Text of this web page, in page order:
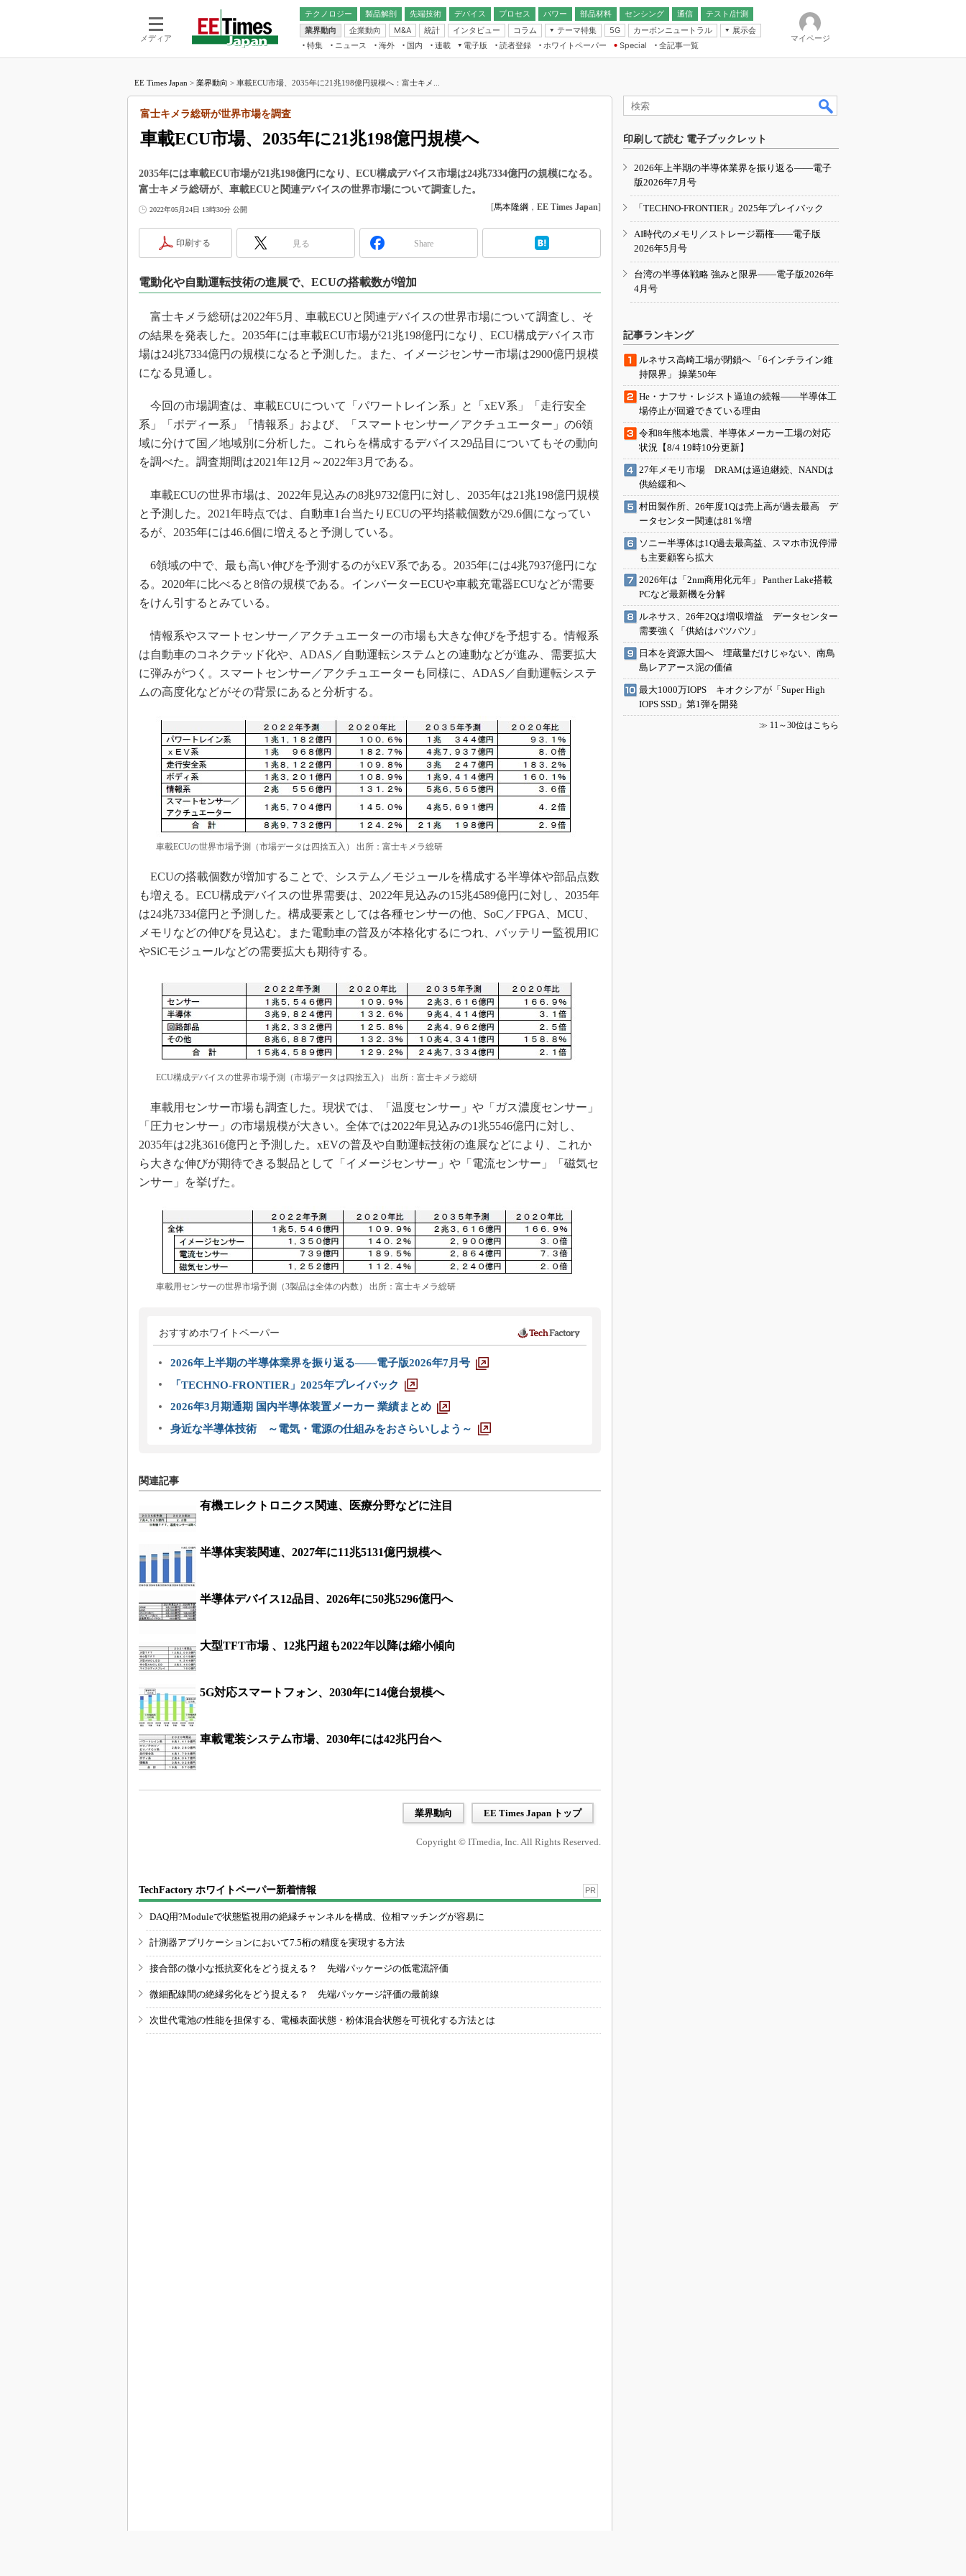
メディア
テクノロジー 製品解剖
先端技術
電池／エネルギー
デバイス
アナログ
マイコン
プロセス パワー 部品材料 センシング
通信
無線
テスト/計測
業界動向
企業動向 M&A 統計 インタビュー コラム
テーマ特集
フィジカルAI
読者調査（EE Times Research）
電源設計（EDN Japan）
エレクトロニクス入門（EDN
5G カーボンニュートラル
展示会
IoT・エッジコンピューティング
EXPO
TECHNO-FRONTIER
人とくるま展
特集 ニュース 海外 国内
連載
福田昭のデバイス通信
大山聡の業界スコープ
リタイア直前エンジニアの社会人大
学漂流記
踊るバズワード ～Behind the
Buzzword
で起こること
光伝送技術を知る
“異端児エンジニア”が仕掛けた社内
改革、執念の180日
JASA発IoT通信
IHSアナリスト「未来展望」
「英語に愛されないエンジニア」の
ための新行動論
電子版
電子ブックレット
読者登録 ホワイトペーパー
Special
全記事一覧
マイページ
EE Times Japan > 業界動向 > 車載ECU市場、2035年に21兆198億円規模へ：富士キメ...
車載ECU市場、2035年に21兆198億円規模へ
富士キメラ総研が世界市場を調査
2035年には車載ECU市場が21兆198億円になり、ECU構成デバイス市場は24兆7334億円の規模になる。
富士キメラ総研が、車載ECUと関連デバイスの世界市場について調査した。
2022年05月24日 13時30分 公開 [馬本隆綱 ， EE Times Japan]
印刷する 見る Share
電動化や自動運転技術の進展で、ECUの搭載数が増加
富士キメラ総研は2022年5月、車載ECUと関連デバイスの世界市場について調査し、そ
の結果を発表した。2035年には車載ECU市場が21兆198億円になり、ECU構成デバイス市
場は24兆7334億円の規模になると予測した。また、イメージセンサー市場は2900億円規模
になる見通し。
今回の市場調査は、車載ECUについて「パワートレイン系」と「xEV系」「走行安全
系」「ボディー系」「情報系」および、「スマートセンサー／アクチュエーター」の6領
域に分けて国／地域別に分析した。これらを構成するデバイス29品目についてもその動向
を調べた。調査期間は2021年12月～2022年3月である。
車載ECUの世界市場は、2022年見込みの8兆9732億円に対し、2035年は21兆198億円規模
と予測した。2021年時点では、自動車1台当たりECUの平均搭載個数が29.6個になってい
るが、2035年には46.6個に増えると予測している。
6領域の中で、最も高い伸びを予測するのがxEV系である。2035年には4兆7937億円にな
る。2020年に比べると8倍の規模である。インバーターECUや車載充電器ECUなどが需要
をけん引するとみている。
情報系やスマートセンサー／アクチュエーターの市場も大きな伸びを予想する。情報系
は自動車のコネクテッド化や、ADAS／自動運転システムとの連動などが進み、需要拡大
に弾みがつく。スマートセンサー／アクチュエーターも同様に、ADAS／自動運転システ
ムの高度化などがその背景にあると分析する。
車載ECUの世界市場予測（市場データは四捨五入） 出所：富士キメラ総研
ECUの搭載個数が増加することで、システム／モジュールを構成する半導体や部品点数
も増える。ECU構成デバイスの世界需要は、2022年見込みの15兆4589億円に対し、2035年
は24兆7334億円と予測した。構成要素としては各種センサーの他、SoC／FPGA、MCU、
メモリなどの伸びを見込む。また電動車の普及が本格化するにつれ、バッテリー監視用IC
やSiCモジュールなどの需要拡大も期待する。
ECU構成デバイスの世界市場予測（市場データは四捨五入） 出所：富士キメラ総研
車載用センサー市場も調査した。現状では、「温度センサー」や「ガス濃度センサー」
「圧力センサー」の市場規模が大きい。全体では2022年見込みの1兆5546億円に対し、
2035年は2兆3616億円と予測した。xEVの普及や自動運転技術の進展などにより、これか
ら大きな伸びが期待できる製品として「イメージセンサー」や「電流センサー」「磁気セ
ンサー」を挙げた。
車載用センサーの世界市場予測（3製品は全体の内数） 出所：富士キメラ総研
おすすめホワイトペーパー
2026年上半期の半導体業界を振り返る――電子版2026年7月号
「TECHNO-FRONTIER」2025年プレイバック
2026年3月期通期 国内半導体装置メーカー 業績まとめ
身近な半導体技術 ～電気・電源の仕組みをおさらいしよう～
関連記事
有機エレクトロニクス関連、医療分野などに注目
半導体実装関連、2027年に11兆5131億円規模へ
半導体デバイス12品目、2026年に50兆5296億円へ
大型TFT市場 、12兆円超も2022年以降は縮小傾向
5G対応スマートフォン、2030年に14億台規模へ
車載電装システム市場、2030年には42兆円台へ
業界動向 EE Times Japan トップ
Copyright © ITmedia, Inc. All Rights Reserved.
TechFactory ホワイトペーパー新着情報 PR
DAQ用?Moduleで状態監視用の絶縁チャンネルを構成、位相マッチングが容易に
計測器アプリケーションにおいて7.5桁の精度を実現する方法
接合部の微小な抵抗変化をどう捉える？ 先端パッケージの低電流評価
微細配線間の絶縁劣化をどう捉える？ 先端パッケージ評価の最前線
次世代電池の性能を担保する、電極表面状態・粉体混合状態を可視化する方法とは
印刷して読む 電子ブックレット
2026年上半期の半導体業界を振り返る――電子
版2026年7月号
「TECHNO-FRONTIER」2025年プレイバック
AI時代のメモリ／ストレージ覇権――電子版
2026年5月号
台湾の半導体戦略 強みと限界――電子版2026年
4月号
記事ランキング
ルネサス高崎工場が閉鎖へ 「6インチライン維
持限界」 操業50年
He・ナフサ・レジスト逼迫の続報――半導体工
場停止が回避できている理由
令和8年熊本地震、半導体メーカー工場の対応
状況【8/4 19時10分更新】
27年メモリ市場 DRAMは逼迫継続、NANDは
供給緩和へ
村田製作所、26年度1Qは売上高が過去最高 デ
ータセンター関連は81％増
ソニー半導体は1Q過去最高益、スマホ市況停滞
も主要顧客ら拡大
2026年は「2nm商用化元年」 Panther Lake搭載
PCなど最新機を分解
ルネサス、26年2Qは増収増益 データセンター
需要強く「供給はパツパツ」
日本を資源大国へ 埋蔵量だけじゃない、南鳥
島レアアース泥の価値
最大1000万IOPS キオクシアが「Super High
IOPS SSD」第1弾を開発
≫ 11～30位はこちら